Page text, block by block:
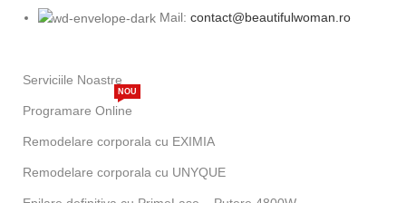
Mail: contact@beautifulwoman.ro
Serviciile Noastre
Programare Online
NOU
Remodelare corporala cu EXIMIA
Remodelare corporala cu UNYQUE